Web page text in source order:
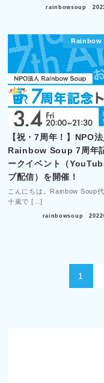
rainbowsoup
Rainbow
【祝・7周年！】NPO法
Rainbow Soup 7周年
ークイベント（
ブ配信）を開催！
こんにちは。Rainbow Soup
十嵐で […]
rainbowsoup 2022
1